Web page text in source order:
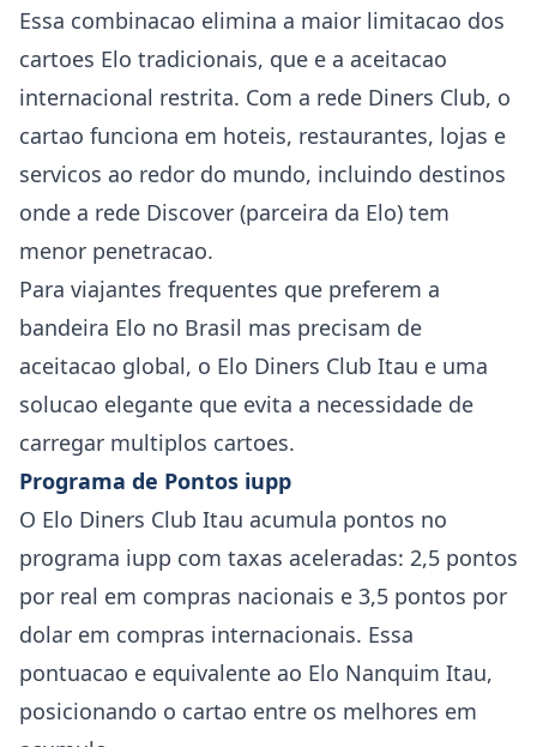
Essa combinacao elimina a maior limitacao dos
cartoes Elo tradicionais, que e a aceitacao
internacional restrita. Com a rede Diners Club, o
cartao funciona em hoteis, restaurantes, lojas e
servicos ao redor do mundo, incluindo destinos
onde a rede Discover (parceira da Elo) tem
menor penetracao.
Para viajantes frequentes que preferem a
bandeira Elo no Brasil mas precisam de
aceitacao global, o Elo Diners Club Itau e uma
solucao elegante que evita a necessidade de
carregar multiplos cartoes.
Programa de Pontos iupp
O Elo Diners Club Itau acumula pontos no
programa iupp com taxas aceleradas: 2,5 pontos
por real em compras nacionais e 3,5 pontos por
dolar em compras internacionais. Essa
pontuacao e equivalente ao Elo Nanquim Itau,
posicionando o cartao entre os melhores em